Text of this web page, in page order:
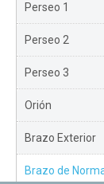
Perseo 1
Perseo 2
Perseo 3
Orión
Brazo Exterior
Brazo de